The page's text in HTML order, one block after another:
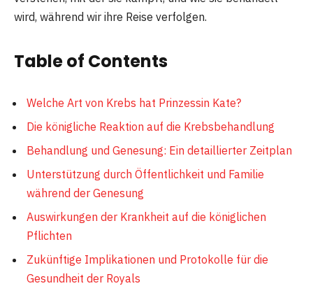
wird, während wir ihre Reise verfolgen.
Table of Contents
Welche Art von Krebs hat Prinzessin Kate?
Die königliche Reaktion auf die Krebsbehandlung
Behandlung und Genesung: Ein detaillierter Zeitplan
Unterstützung durch Öffentlichkeit und Familie
während der Genesung
Auswirkungen der Krankheit auf die königlichen
Pflichten
Zukünftige Implikationen und Protokolle für die
Gesundheit der Royals